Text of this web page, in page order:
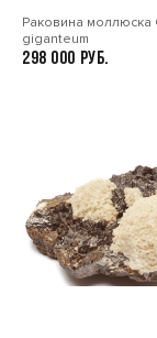
Раковина моллюска
giganteum
298 000